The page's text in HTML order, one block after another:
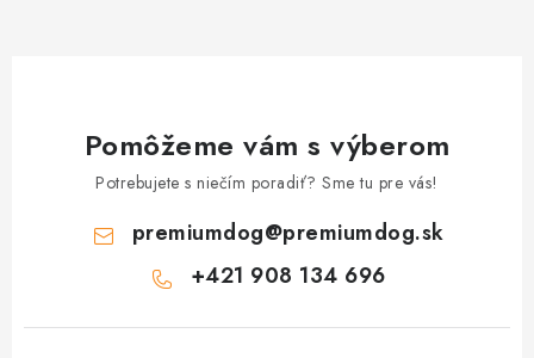
Pomôžeme vám s výberom
Potrebujete s niečím poradiť? Sme tu pre vás!
premiumdog@premiumdog.sk
+421 908 134 696